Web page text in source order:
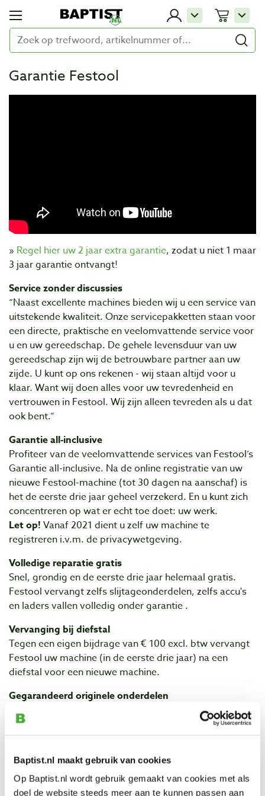
Baptist.nl maakt gebruik van cookies
Op Baptist.nl wordt gebruik gemaakt van cookies met als
doel de website steeds meer aan te kunnen passen aan
Garantie Festool
» Regel hier uw 2 jaar extra garantie, zodat u niet 1 maar
3 jaar garantie ontvangt!
Service zonder discussies
“Naast excellente machines bieden wij u een service van
uitstekende kwaliteit. Onze servicepakketten staan voor
een directe, praktische en veelomvattende service voor
u en uw gereedschap. De gehele levensduur van uw
gereedschap zijn wij de betrouwbare partner aan uw
zijde. U kunt op ons rekenen - wij staan altijd voor u
klaar. Want wij doen alles voor uw tevredenheid en
vertrouwen in Festool. Wij zijn alleen tevreden als u dat
ook bent.”
Garantie all-inclusive
Profiteer van de veelomvattende services van Festool’s
Garantie all-inclusive. Na de online registratie van uw
nieuwe Festool-machine (tot 30 dagen na aanschaf) is
het de eerste drie jaar geheel verzekerd. En u kunt zich
concentreren op wat er echt toe doet: uw werk.
Let op! Vanaf 2021 dient u zelf uw machine te
registreren i.v.m. de privacywetgeving.
Volledige reparatie gratis
Snel, grondig en de eerste drie jaar helemaal gratis.
Festool vervangt zelfs slijtageonderdelen, zelfs accu's
en laders vallen volledig onder garantie .
Vervanging bij diefstal
Tegen een eigen bijdrage van € 100 excl. btw vervangt
Festool uw machine (in de eerste drie jaar) na een
diefstal voor een nieuwe machine.
Gegarandeerd originele onderdelen
Elk reserveonderdeel is ten minste tien jaar verkrijgbaar.
Is deze niet op voorraad dan ontvangt u een nieuwe
machine van Festool.
Niet tevreden, geld terug
Mocht u niet overtuigd zijn, dan heeft u vanaf de
aanschaf en registratie 15 dagen de tijd om de machine